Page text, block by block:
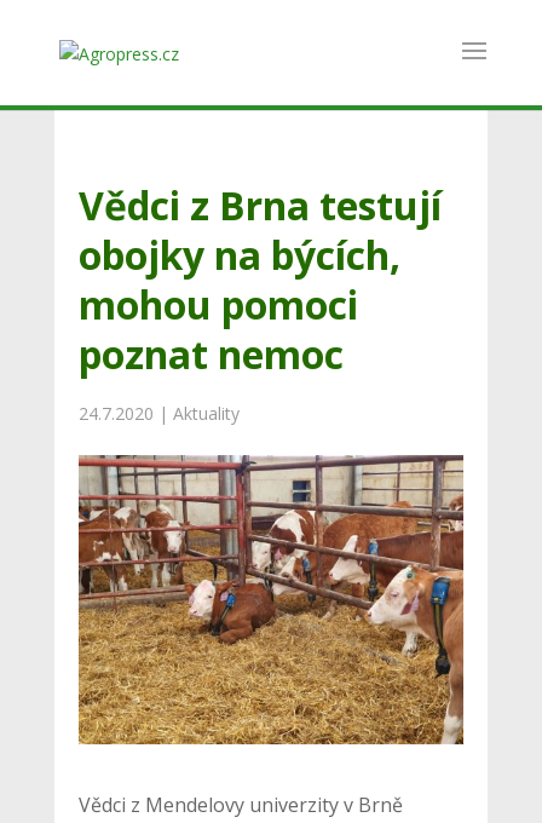
Vědci z Brna testují
obojky na býcích,
mohou pomoci
poznat nemoc
24.7.2020 | Aktuality
Vědci z Mendelovy univerzity v Brně